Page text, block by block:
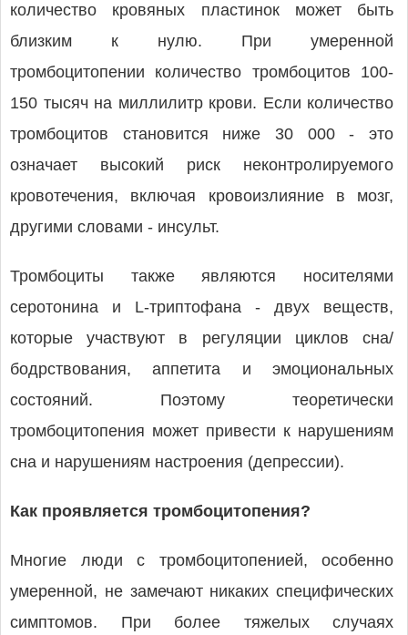
количество кровяных пластинок может быть
близким к нулю. При умеренной
тромбоцитопении количество тромбоцитов 100-
150 тысяч на миллилитр крови. Если количество
тромбоцитов становится ниже 30 000 - это
означает высокий риск неконтролируемого
кровотечения, включая кровоизлияние в мозг,
другими словами - инсульт.
Тромбоциты также являются носителями
серотонина и L-триптофана - двух веществ,
которые участвуют в регуляции циклов сна/
бодрствования, аппетита и эмоциональных
состояний. Поэтому теоретически
тромбоцитопения может привести к нарушениям
сна и нарушениям настроения (депрессии).
Как проявляется тромбоцитопения?
Многие люди с тромбоцитопенией, особенно
умеренной, не замечают никаких специфических
симптомов. При более тяжелых случаях